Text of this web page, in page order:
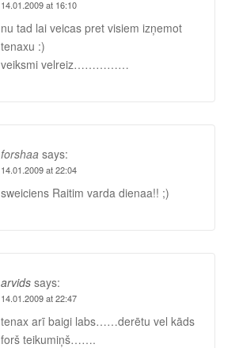
14.01.2009 at 16:10
nu tad lai veicas pret visiem izņemot
tenaxu :)
veiksmi velreiz……………
forshaa says:
14.01.2009 at 22:04
sweiciens Raitim varda dienaa!! ;)
arvids says:
14.01.2009 at 22:47
tenax arī baigi labs……derētu vel kāds
forš teikumiņš…….